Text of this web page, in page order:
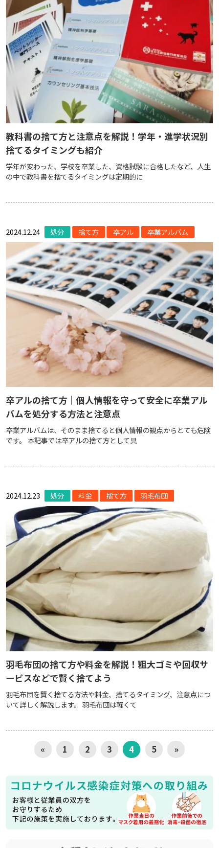
教科書の捨て方と注意点を解説！学年・進学状況別
捨てるタイミングも紹介
学年が変わった、学校を卒業した、資格試験に合格したなど、人生
の中で教科書を捨てるタイミングは定期的に
2024.12.24 処分 捨て方 卒アル 卒業アルバム
卒アルの捨て方｜個人情報を守って安全に卒業アル
バムを処分する方法と注意点
卒業アルバムは、そのまま捨てると個人情報の観点からとても危険
です。 本記事では卒アルの捨て方として具
2024.12.23 処分 料金 捨て方 羽毛布団
羽毛布団の捨て方や料金を解説！粗大ゴミや回収サ
ービスなどで賢く捨てよう
羽毛布団を賢く捨てる方法や料金、捨てるタイミング、注意点につ
いて詳しく解説します。 羽毛布団は軽くて
« 1 2 3 4 5 »